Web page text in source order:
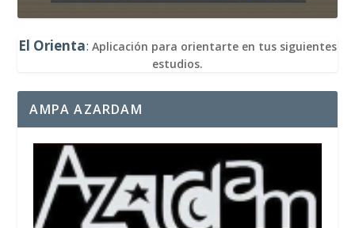
El Orienta: Aplicación para orientarte en tus siguientes
estudios.
AMPA AZARDAM